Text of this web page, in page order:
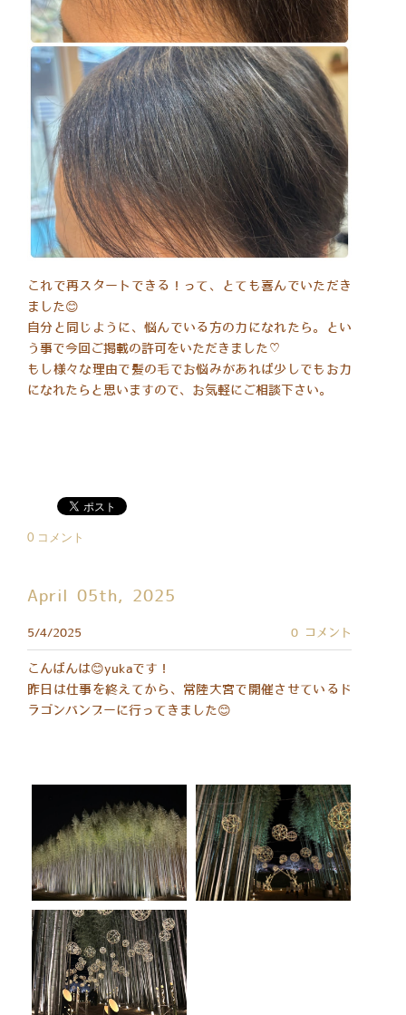
これで再スタートできる！って、とても喜んでいただき
ました😊
自分と同じように、悩んでいる方の力になれたら。とい
う事で今回ご掲載の許可をいただきました♡
もし様々な理由で髪の毛でお悩みがあれば少しでもお力
になれたらと思いますので、お気軽にご相談下さい。
0 コメント
April 05th, 2025
5/4/2025 0 コメント
こんばんは😊yukaです！
昨日は仕事を終えてから、常陸大宮で開催させているド
ラゴンバンブーに行ってきました😊